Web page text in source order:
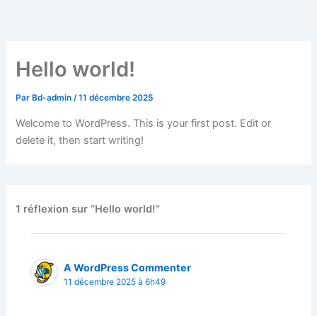
Hello world!
Par Bd-admin/11 décembre 2025
Welcome to WordPress. This is your first post. Edit or
delete it, then start writing!
1 réflexion sur “Hello world!”
A WordPress Commenter
11 décembre 2025 à 6h49